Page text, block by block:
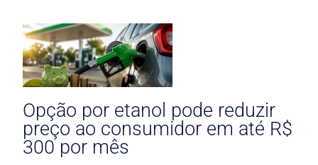
Opção por etanol pode reduzir
preço ao consumidor em até R$
300 por mês